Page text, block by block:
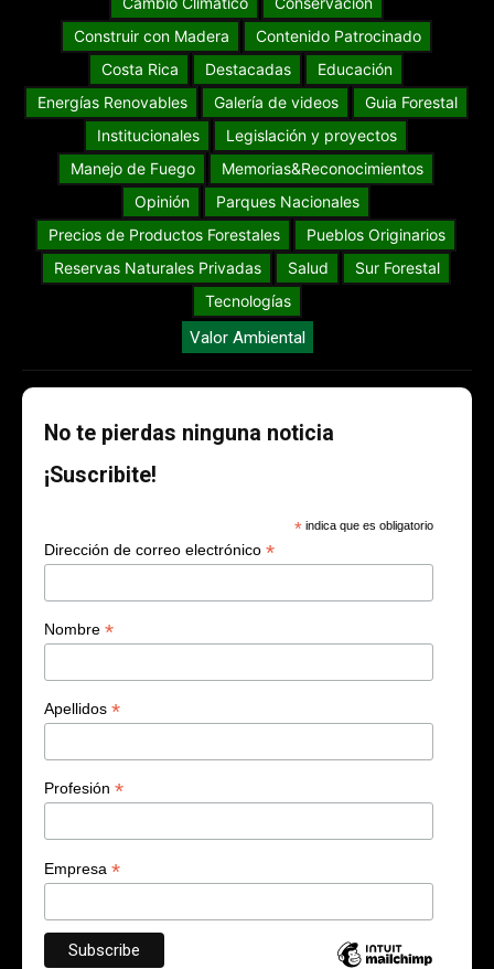
Construir con Madera
Contenido Patrocinado
Costa Rica
Destacadas
Educación
Energías Renovables
Galería de videos
Guia Forestal
Institucionales
Legislación y proyectos
Manejo de Fuego
Memorias&Reconocimientos
Opinión
Parques Nacionales
Precios de Productos Forestales
Pueblos Originarios
Reservas Naturales Privadas
Salud
Sur Forestal
Tecnologías
Valor Ambiental
No te pierdas ninguna noticia
¡Suscribite!
* indica que es obligatorio
Dirección de correo electrónico *
Nombre *
Apellidos *
Profesión *
Empresa *